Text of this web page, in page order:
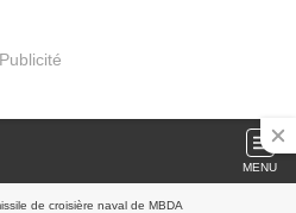
Publicité
MENU
de croisière naval de MBDA